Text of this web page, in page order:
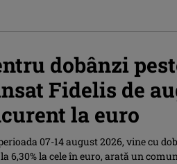
dobânzi
Fidelis de
la euro
07-14 august 2026, vine cu
6,30% la cele în euro, arată un